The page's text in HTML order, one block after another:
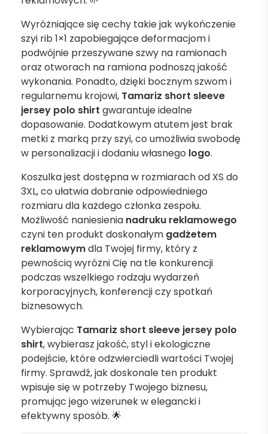
Wyróżniające się cechy takie jak wykończenie
szyi rib 1×1 zapobiegające deformacjom i
podwójnie przeszywane szwy na ramionach
oraz otworach na ramiona podnoszą jakość
wykonania. Ponadto, dzięki bocznym szwom i
regularnemu krojowi, Tamariz short sleeve
jersey polo shirt gwarantuje idealne
dopasowanie. Dodatkowym atutem jest brak
metki z marką przy szyi, co umożliwia swobodę
w personalizacji i dodaniu własnego logo.
Koszulka jest dostępna w rozmiarach od XS do
3XL, co ułatwia dobranie odpowiedniego
rozmiaru dla każdego członka zespołu.
Możliwość naniesienia nadruku reklamowego
czyni ten produkt doskonałym gadżetem
reklamowymdla Twojej firmy, który z
pewnością wyróżni Cię na tle konkurencji
podczas wszelkiego rodzaju wydarzeń
korporacyjnych, konferencji czy spotkań
biznesowych.
Wybierając Tamariz short sleeve jersey polo
shirt, wybierasz jakość, styl i ekologiczne
podejście, które odzwierciedli wartości Twojej
firmy. Sprawdź, jak doskonale ten produkt
wpisuje się w potrzeby Twojego biznesu,
promując jego wizerunek w elegancki i
efektywny sposób. 🌟